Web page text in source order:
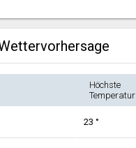
Höchste
Temperatur
23 °